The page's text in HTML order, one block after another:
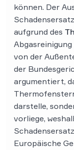
können. Der
aufgrund des
von der
der
argumentiert,
darstelle,
vorliege,
Europäische